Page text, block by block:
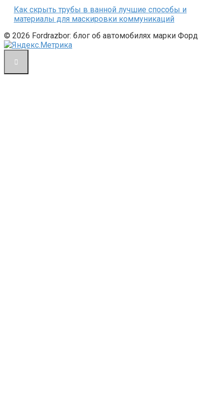
Как скрыть трубы в ванной лучшие способы и
материалы для маскировки коммуникаций
© 2026 Fordrazbor: блог об автомобилях марки Форд